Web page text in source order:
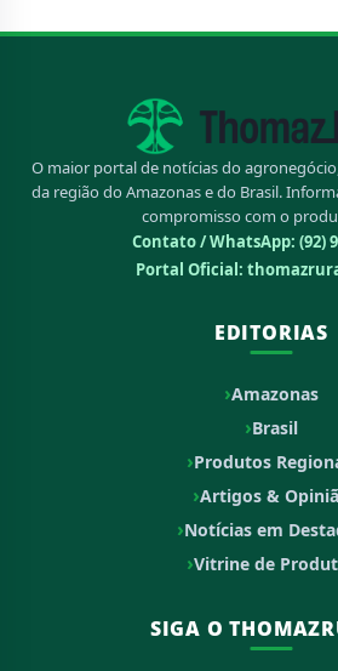
O maior portal de notícias do
da região do Amazonas e do Brasil.
compromisso com o
Contato / WhatsApp: (92)
Portal Oficial:
EDITORIAS
Amazonas
Brasil
Produtos
Artigos &
Notícias em
Vitrine de
SIGA O